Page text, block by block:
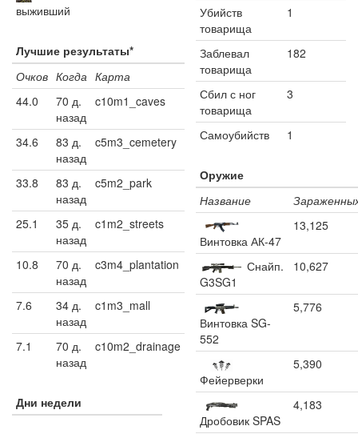
выживший
Лучшие результаты*
Очков Когда Карта
44.0
70 д.
назад
c10m1_caves
34.6
83 д.
назад
c5m3_cemetery
33.8
83 д.
назад
c5m2_park
25.1
35 д.
назад
c1m2_streets
10.8
70 д.
назад
c3m4_plantation
7.6
34 д.
назад
c1m3_mall
7.1
70 д.
назад
c10m2_drainage
Дни недели
Убийств
товарища
1
Заблевал
товарища
182
Сбил с ног
товарища
3
Самоубийств 1
Оружие
Название
Винтовка АК-47
13,125
Снайп.
G3SG1
10,627
Винтовка SG-
552
5,776
Фейерверки
5,390
Дробовик SPAS
4,183